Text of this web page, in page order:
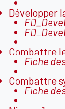
Développer
Combattre
Fiche
Combattre
Fiche